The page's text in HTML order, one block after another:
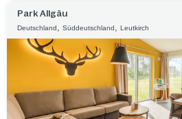
Park Allgäu
Deutschland, Süddeutschland, Leutkirch